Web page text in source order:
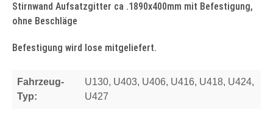
Stirnwand Aufsatzgitter ca .1890x400mm mit Befestigung,
ohne Beschläge
Befestigung wird lose mitgeliefert.
Fahrzeug-
Typ:
U130, U403, U406, U416, U418, U424,
U427